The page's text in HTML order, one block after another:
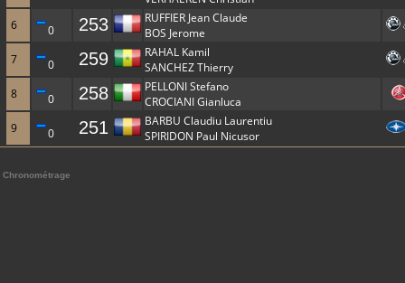
6
0 253
RUFFIER Jean Claude
BOS Jerome
7
0 259
RAHAL Kamil
SANCHEZ Thierry
8
0 258
PELLONI Stefano
CROCIANI Gianluca
9
0 251
BARBU Claudiu Laurentiu
SPIRIDON Paul Nicusor
Chronométrage